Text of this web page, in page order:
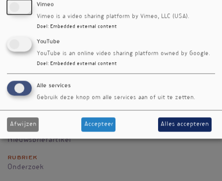
bloeddruk, laag HDL, verhoogde glucose en/of
triglyceriden in het bloed. Het metabool
syndroom verhoogt het risico op diabetes type 2
en hart- en vaatziekten.
Referenties
Cristobal LM, Valerie DE, Stevens JF et al. Xanthohumol
improves dysfunctional glucose and lipid metabolism in
diet-induced obese C57BL/6J mice. Archives of
Biochemistry and Biophysics. 1 juni 2016, 599:22-30,
Nieuwsbriefartikel
Rubriek
Onderzoek
Vimeo
Vimeo is a video sharing platform by Vimeo, LLC (USA).
Doel : Embedded external content
YouTube
YouTube is an online video sharing platform owned by Google.
Doel : Embedded external content
Alle services
Gebruik deze knop om alle services aan of uit te zetten.
Afwijzen Accepteer Alles accepteren